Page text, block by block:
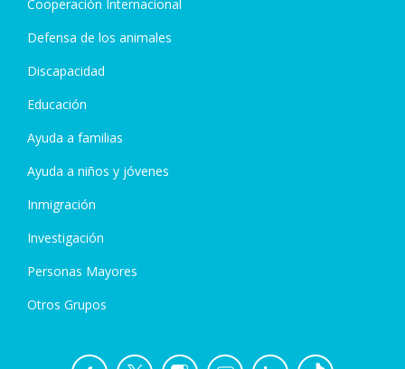
Cooperación Internacional
Defensa de los animales
Discapacidad
Educación
Ayuda a familias
Ayuda a niños y jóvenes
Inmigración
Investigación
Personas Mayores
Otros Grupos